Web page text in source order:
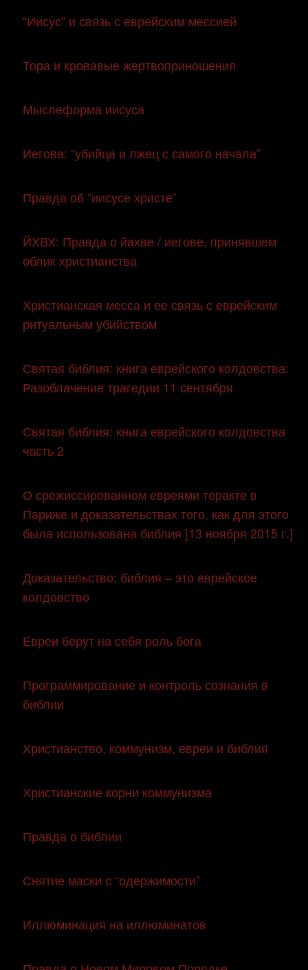
“Иисус” и связь с еврейским мессией
Тора и кровавые жертвоприношения
Мыслеформа иисуса
Иегова: “убийца и лжец с самого начала”
Правда об “иисусе христе”
ЙХВХ: Правда о йахве / иегове, принявшем
облик христианства
Христианская месса и ее связь с еврейским
ритуальным убийством
Святая библия: книга еврейского колдовства:
Разоблачение трагедии 11 сентября
Святая библия: книга еврейского колдовства
часть 2
О срежиссированном евреями теракте в
Париже и доказательствах того, как для этого
была использована библия [13 ноября 2015 г.]
Доказательство: библия – это еврейское
колдовство
Евреи берут на себя роль бога
Программирование и контроль сознания в
библии
Христианство, коммунизм, евреи и библия
Христианские корни коммунизма
Правда о библии
Снятие маски с “одержимости”
Иллюминация на иллюминатов